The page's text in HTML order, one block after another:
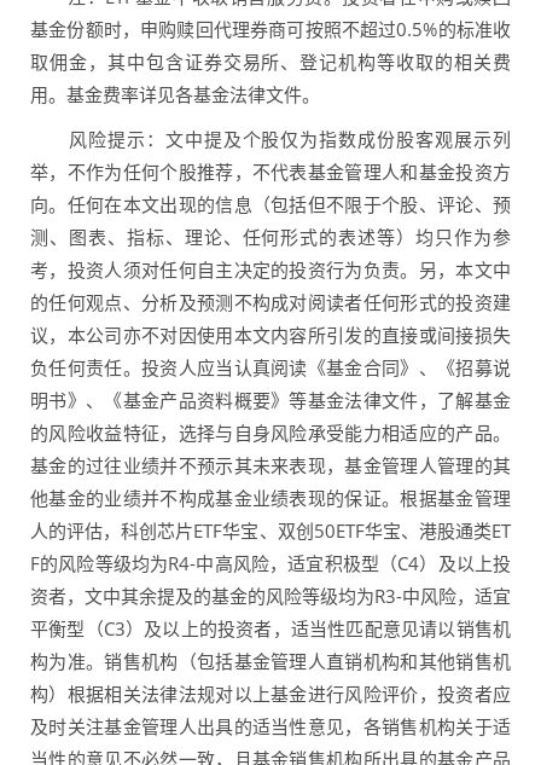
基金份额时，申购赎回代理券商可按照不超过0.5%的标准收
取佣金，其中包含证券交易所、登记机构等收取的相关费
用。基金费率详见各基金法律文件。
风险提示：文中提及个股仅为指数成份股客观展示列
举，不作为任何个股推荐，不代表基金管理人和基金投资方
向。任何在本文出现的信息（包括但不限于个股、评论、预
测、图表、指标、理论、任何形式的表述等）均只作为参
考，投资人须对任何自主决定的投资行为负责。另，本文中
的任何观点、分析及预测不构成对阅读者任何形式的投资建
议，本公司亦不对因使用本文内容所引发的直接或间接损失
负任何责任。投资人应当认真阅读《基金合同》、《招募说
明书》、《基金产品资料概要》等基金法律文件，了解基金
的风险收益特征，选择与自身风险承受能力相适应的产品。
基金的过往业绩并不预示其未来表现，基金管理人管理的其
他基金的业绩并不构成基金业绩表现的保证。根据基金管理
人的评估，科创芯片ETF华宝、双创50ETF华宝、港股通类ET
F的风险等级均为R4-中高风险，适宜积极型（C4）及以上投
资者，文中其余提及的基金的风险等级均为R3-中风险，适宜
平衡型（C3）及以上的投资者，适当性匹配意见请以销售机
构为准。销售机构（包括基金管理人直销机构和其他销售机
构）根据相关法律法规对以上基金进行风险评价，投资者应
及时关注基金管理人出具的适当性意见，各销售机构关于适
当性的意见不必然一致，且基金销售机构所出具的基金产品